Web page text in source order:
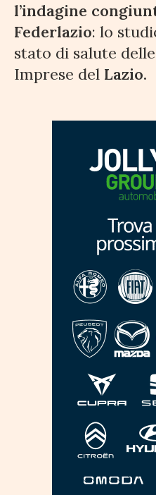
l’indagine
Federlazio: lo
stato di salute
Imprese del Lazio.